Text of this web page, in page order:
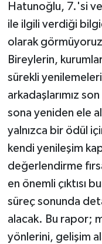
Hatunoğlu, 7.'si
ile ilgili verdiği
olarak
Bireylerin,
sürekli
arkadaşlarımız
sona yeniden ele
yalnızca bir ödül
kendi yenileşim
değerlendirme
en önemli çıktısı
süreç sonunda
alacak. Bu rapor;
yönlerini, gelişim